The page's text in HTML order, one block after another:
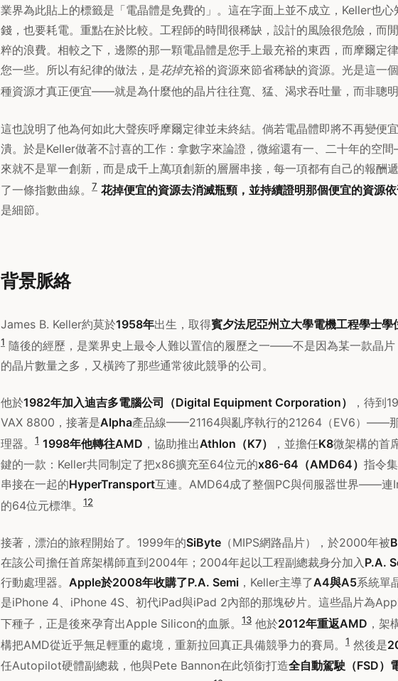
業界為此貼上的標籤是「電晶體是免費的」。這在字面上並不成立，Keller也
錢，也要耗電。重點在於比較。工程師的時間很稀缺，設計的風險很危險，而
粹的浪費。相較之下，邊際的那一顆電晶體是您手上最充裕的東西，而摩爾定
您一些。所以有紀律的做法，是花掉充裕的資源來節省稀缺的資源。光是這
種資源才真正便宜——就是為什麼他的晶片往往寬、猛、渴求吞吐量，而非聰明
這也說明了他為何如此大聲疾呼摩爾定律並未終結。倘若電晶體即將不再變便
潰。於是Keller做著不討喜的工作：拿數字來論證，微縮還有一、二十年的空
來就不是單一創新，而是成千上萬項創新的層層串接，每一項都有自己的報酬
了一條指數曲線。
7 花掉便宜的資源去消滅瓶頸，並持續證明那個便宜的資源依
是細節。
背景脈絡
James B. Keller約莫於1958年出生，取得賓夕法尼亞州立大學電機工程學士學
1 隨後的經歷，是業界史上最令人難以置信的履歷之一——不是因為某一款晶片
的晶片數量之多，又橫跨了那些通常彼此競爭的公司。
他於1982年加入迪吉多電腦公司（Digital Equipment Corporation）
，待到
VAX 8800，接著是Alpha產品線——21164與亂序執行的21264（EV6）——
理器。
1 1998年他轉往AMD ，協助推出Athlon（K7） ，並擔任K8微架構的首
鍵的一款：Keller共同制定了把x86擴充至64位元的x86-64（AMD64） 指令
串接在一起的HyperTransport互連。AMD64成了整個PC與伺服器世界——
的64位元標準。
12
接著，漂泊的旅程開始了。1999年的SiByte （MIPS網路晶片），於2000年被
在該公司擔任首席架構師直到2004年；2004年起以工程副總裁身分加入P.A.
行動處理器。 Apple於2008年收購了P.A. Semi ，Keller主導了A4與A5系統單
是iPhone 4、iPhone 4S、初代iPad與iPad 2內部的那塊矽片。這些晶片為
下種子，正是後來孕育出Apple Silicon的血脈。
13 他於2012年重返AMD ，架
構把AMD從近乎無足輕重的處境，重新拉回真正具備競爭力的賽局。
1 然後是
任Autopilot硬體副總裁，他與Pete Bannon在此領銜打造全自動駕駛（FSD）